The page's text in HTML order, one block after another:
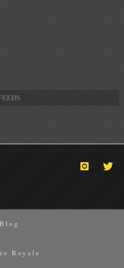
Blog
Royale